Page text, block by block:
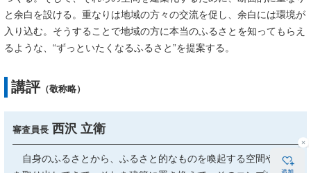
と余白を設ける。重なりは地域の方々の交流を促し、余白には環境が
入り込む。そうすることで地域の方に本当のふるさとを知ってもらえ
るような、“ずっといたくなるふるさと”を提案する。
講評（敬称略）
審査員長 西沢 立衛
自身のふるさとから、ふるさと的なものを喚起する空間や情景